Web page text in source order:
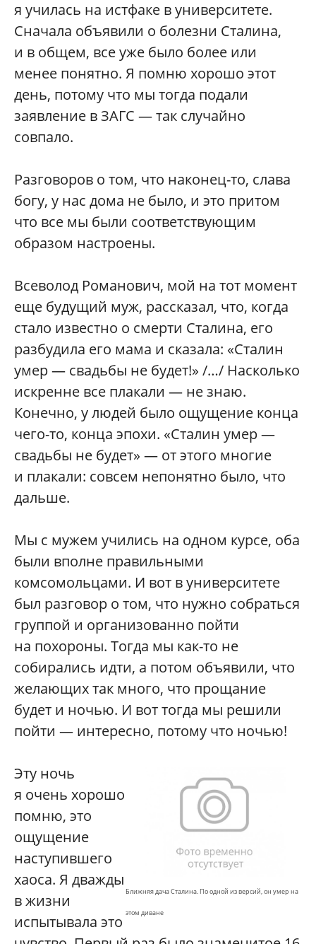
я училась на истфаке в университете.
Сначала объявили о болезни Сталина,
и в общем, все уже было более или
менее понятно. Я помню хорошо этот
день, потому что мы тогда подали
заявление в ЗАГС — так случайно
совпало.
Разговоров о том, что наконец-то, слава
богу, у нас дома не было, и это притом
что все мы были соответствующим
образом настроены.
Всеволод Романович, мой на тот момент
еще будущий муж, рассказал, что, когда
стало известно о смерти Сталина, его
разбудила его мама и сказала: «Сталин
умер — свадьбы не будет!» /…/ Насколько
искренне все плакали — не знаю.
Конечно, у людей было ощущение конца
чего-то, конца эпохи. «Сталин умер —
свадьбы не будет» — от этого многие
и плакали: совсем непонятно было, что
дальше.
Мы с мужем учились на одном курсе, оба
были вполне правильными
комсомольцами. И вот в университете
был разговор о том, что нужно собраться
группой и организованно пойти
на похороны. Тогда мы как-то не
собирались идти, а потом объявили, что
желающих так много, что прощание
будет и ночью. И вот тогда мы решили
пойти — интересно, потому что ночью!
Ближняя дача Сталина. По одной из версий, он умер на
этом диване
Эту ночь
я очень хорошо
помню, это
ощущение
наступившего
хаоса. Я дважды
в жизни
испытывала это